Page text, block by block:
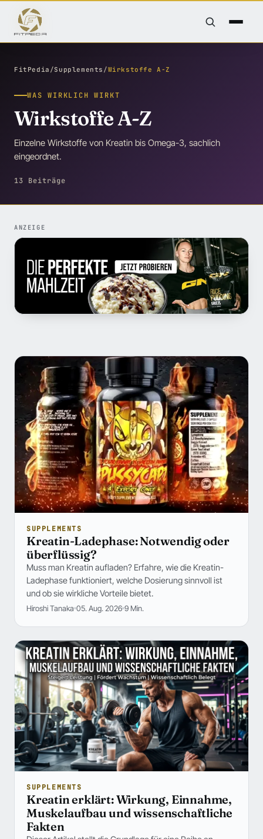
FitPedia /Supplements /Wirkstoffe A-Z
WAS WIRKLICH WIRKT
Wirkstoffe A-Z
Einzelne Wirkstoffe von Kreatin bis Omega-3, sachlich
eingeordnet.
13 Beiträge
ANZEIGE
Beiträge in Wirkstoffe A-Z
SUPPLEMENTS
Kreatin-Ladephase: Notwendig oder
überflüssig?
Muss man Kreatin aufladen? Erfahre, wie die Kreatin-
Ladephase funktioniert, welche Dosierung sinnvoll ist
und ob sie wirkliche Vorteile bietet.
Hiroshi Tanaka 05. Aug. 2026 9 Min.
SUPPLEMENTS
Kreatin erklärt: Wirkung, Einnahme,
Muskelaufbau und wissenschaftliche
Fakten